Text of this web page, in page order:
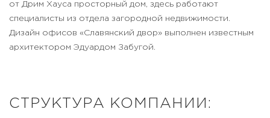
от Дрим Хауса просторный дом, здесь работают
специалисты из отдела загородной недвижимости.
Дизайн офисов «Славянский двор» выполнен известным
архитектором Эдуардом Забугой.
СТРУКТУРА КОМПАНИИ: